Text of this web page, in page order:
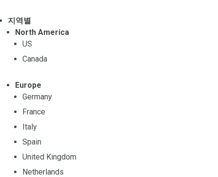
지역별
North America
US
Canada
Europe
Germany
France
Italy
Spain
United Kingdom
Netherlands